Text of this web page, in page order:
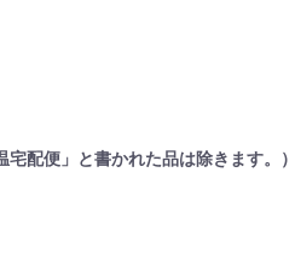
配便」と書かれた品は除きます。）